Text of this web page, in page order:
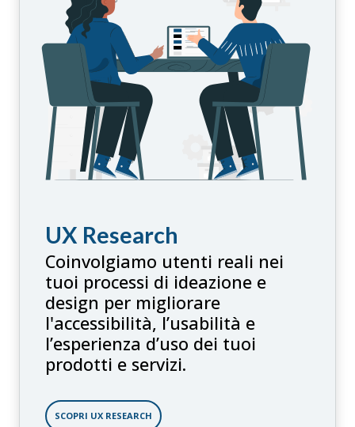
UX Research
Coinvolgiamo utenti reali nei
tuoi processi di ideazione e
design per migliorare
l'accessibilità, l’usabilità e
l’esperienza d’uso dei tuoi
prodotti e servizi.
SCOPRI UX RESEARCH